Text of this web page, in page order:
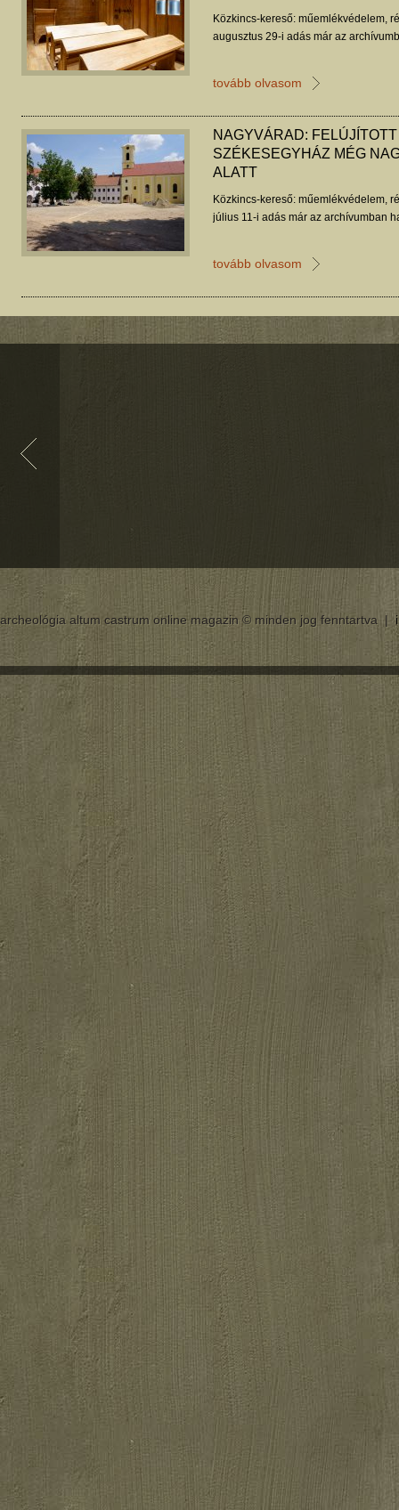
Közkincs-kereső: műemlékvédelem,
augusztus 29-i adás már az
tovább olvasom
NAGYVÁRAD:
SZÉKESEGYHÁZ MÉG
ALATT
Közkincs-kereső: műemlékvédelem,
július 11-i adás már az archívumban
tovább olvasom
archeológia altum castrum online magazin © minden jog fenntartva |